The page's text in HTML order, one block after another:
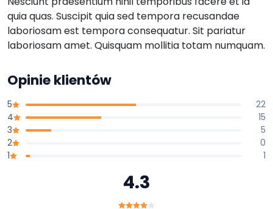
quia quas. Suscipit quia sed tempora recusandae
laboriosam est tempora consequatur. Sit pariatur
laboriosam amet. Quisquam mollitia totam numquam.
Opinie klientów
5
22
4
15
3
5
2
0
1
1
4.3